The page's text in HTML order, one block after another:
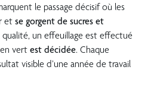
le passage décisif où les
et se gorgent de sucres et
qualité, un effeuillage est effectué
vert est décidée. Chaque
visible d’une année de travail